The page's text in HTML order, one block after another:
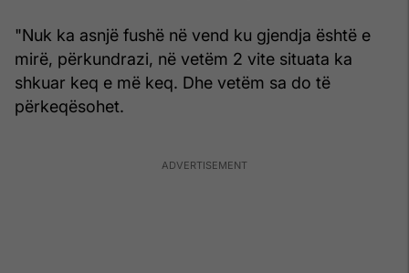
"Nuk ka asnjë fushë në vend ku gjendja është e
mirë, përkundrazi, në vetëm 2 vite situata ka
shkuar keq e më keq. Dhe vetëm sa do të
përkeqësohet.